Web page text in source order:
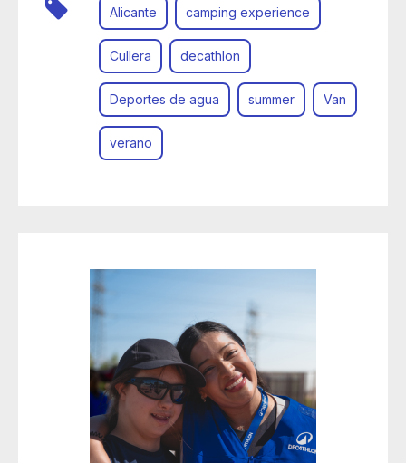
Alicante camping experience
Cullera decathlon
Deportes de agua summer Van
verano